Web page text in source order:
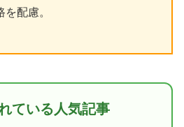
配慮。
ている人気記事